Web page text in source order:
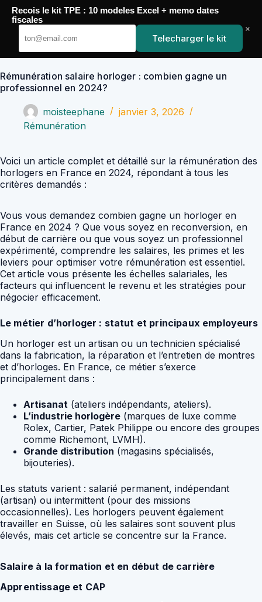
Passer
contenu
YoupiJobs
Rémunération salaire horloger : combien gagne un
professionnel en 2024?
moisteephane
janvier 3, 2026
Rémunération
Voici un article complet et détaillé sur la rémunération des
horlogers en France en 2024, répondant à tous les
critères demandés :
Vous vous demandez combien gagne un horloger en
France en 2024 ? Que vous soyez en reconversion, en
début de carrière ou que vous soyez un professionnel
expérimenté, comprendre les salaires, les primes et les
leviers pour optimiser votre rémunération est essentiel.
Cet article vous présente les échelles salariales, les
facteurs qui influencent le revenu et les stratégies pour
négocier efficacement.
Le métier d’horloger : statut et principaux employeurs
Un horloger est un artisan ou un technicien spécialisé
dans la fabrication, la réparation et l’entretien de montres
et d’horloges. En France, ce métier s’exerce
principalement dans :
Artisanat (ateliers indépendants, ateliers).
L’industrie horlogère (marques de luxe comme
Rolex, Cartier, Patek Philippe ou encore des groupes
comme Richemont, LVMH).
Grande distribution (magasins spécialisés,
bijouteries).
Les statuts varient : salarié permanent, indépendant
(artisan) ou intermittent (pour des missions
occasionnelles). Les horlogers peuvent également
travailler en Suisse, où les salaires sont souvent plus
élevés, mais cet article se concentre sur la France.
Salaire à la formation et en début de carrière
Apprentissage et CAP
Recois le kit TPE : 10 modeles Excel + memo dates
fiscales
Telecharger le kit
×